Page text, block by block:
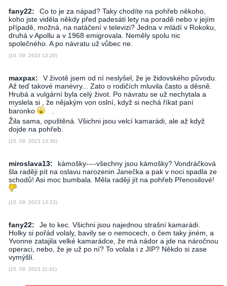
fany22:
Co to je za nápad? Taky chodíte na pohřeb někoho,
koho jste viděla někdy před padesáti lety na poradě nebo v jejím
případě, možná, na natáčení v televizi? Jedna v mládí v Rokoku,
druhá v Apollu a v 1968 emigrovala. Neměly spolu nic
společného. A po návratu už vůbec ne.
(16. 09. 2023 13:20)
maxpax:
V životě jsem od ní neslyšel, že je židovského původu.
Až teď takové manévry... Zato o rodičích mluvila často a děsně.
Hrubá a vulgární byla celý život. Po návratu se už nechytala a
myslela si , že nějakým von oslní, když si nechá říkat paní
baronko
.
Žila sama, opuštěná. Všichni jsou velcí kamarádi, ale až když
dojde na pohřeb.
(15. 09. 2023 13:36)
miroslava13:
kámošky----všechny jsou kámošky? Vondráčková
šla raději pít na oslavu narozenin Janečka a pak v noci spadla ze
schodů! Asi moc bumbala. Měla raději jít na pohřeb Přenosilové!
(15. 09. 2023 13:22)
fany22:
Je to kec. Všichni jsou najednou strašní kamarádi.
Holky si pořád volaly, bavily se o nemocech, o čem taky jiném, a
Yvonne zatajila velké kamarádce, že má nádor a jde na náročnou
operaci, nebo, že je už po ní? To volala i z JIP? Někdo si zase
vymýšlí.
(15. 09. 2023 11:41)